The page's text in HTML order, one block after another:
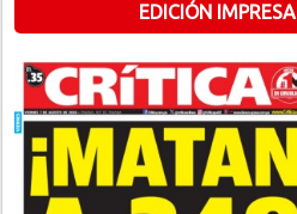
EDICIÓN IMPRESA